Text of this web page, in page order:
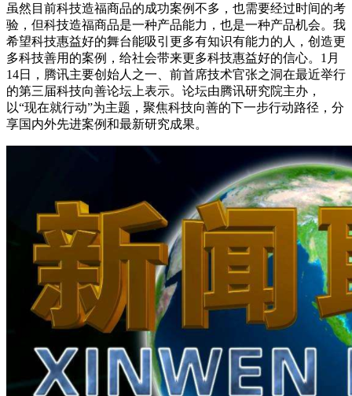
虽然目前科技造福商品的成功案例不多，也需要经过时间的考
验，但科技造福商品是一种产品能力，也是一种产品机会。我
希望科技惠益好的舞台能吸引更多有知识有能力的人，创造更
多科技善用的案例，给社会带来更多科技惠益好的信心。1月
14日，腾讯主要创始人之一、前首席技术官张之洞在最近举行
的第三届科技向善论坛上表示。论坛由腾讯研究院主办，
以“现在就行动”为主题，聚焦科技向善的下一步行动路径，分
享国内外先进案例和最新研究成果。